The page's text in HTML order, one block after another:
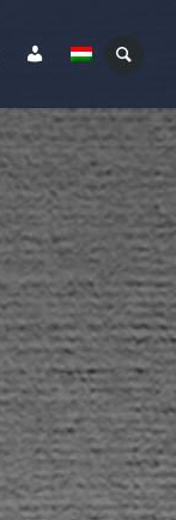
KOSÁR FIÓKOM